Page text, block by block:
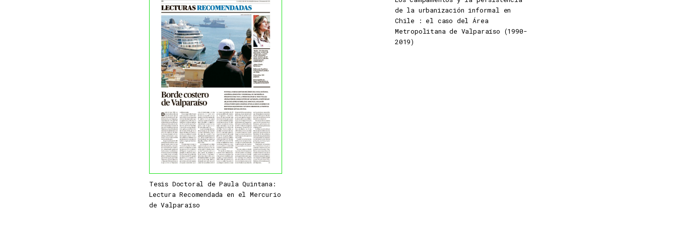
Categorías
Tesis Doctoral de Paula Quintana:
Lectura Recomendada en el Mercurio
de Valparaíso
de la urbanización informal en
Chile : el caso del Área
Metropolitana de Valparaíso (1990-
2019)